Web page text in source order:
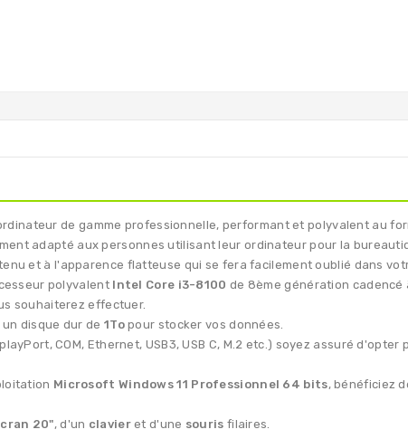
de gamme professionnelle, performant et polyvalent au
adapté aux personnes utilisant leur ordinateur pour la
et à l'apparence flatteuse qui se fera facilement oublié dans
polyvalent Intel Core i3-8100 de 8ème génération cadencé
souhaiterez effectuer.
disque dur de 1Topour stocker vos données.
COM, Ethernet, USB3, USB C, M.2 etc.) soyez assuré
Microsoft Windows 11 Professionnel 64 bits, bénéficiez
20", d'un clavieret d'une souris filaires.